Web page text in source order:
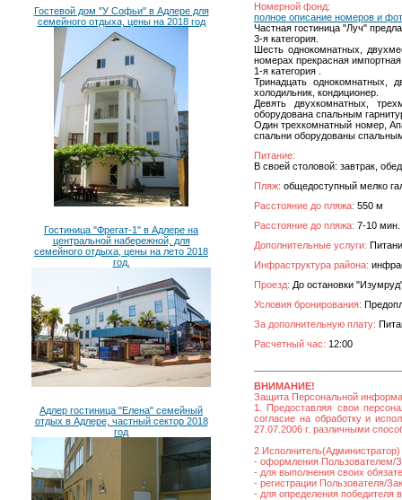
Гостевой дом "У Софьи" в Адлере для
семейного отдыха, цены на 2018 год
Гостиница "Фрегат-1" в Адлере на
центральной набережной, для
семейного отдыха, цены на лето 2018
год.
Адлер гостиница "Елена" семейный
отдых в Адлере, частный сектор 2018
год
Номерной фонд:
полное описание номеров и
Частная гостиница "Луч"
3-я категория.
Шесть однокомнатных,
номерах прекрасная
1-я категория .
Тринадцать однокомнатных,
холодильник, кондиционер.
Девять двухкомнатных,
оборудована спальным
Один трехкомнатный номер,
спальни оборудованы
Питание:
В своей столовой: завтрак,
Пляж: общедоступный мелко
Расстояние до пляжа: 550 м
Расстояние до пляжа: 7-10 мин.
Дополнительные услуги:
Инфраструктура района:
Проезд: До остановки
Условия бронирования:
За дополнительную плату:
Расчетный час: 12:00
ВНИМАНИЕ!
Защита Персональной
1. Предоставляя свои
согласие на обработку и
27.07.2006 г. различными
2
- оформления Пользователем/
- для выполнения своих
- регистрации Пользователя/
- для определения победителя